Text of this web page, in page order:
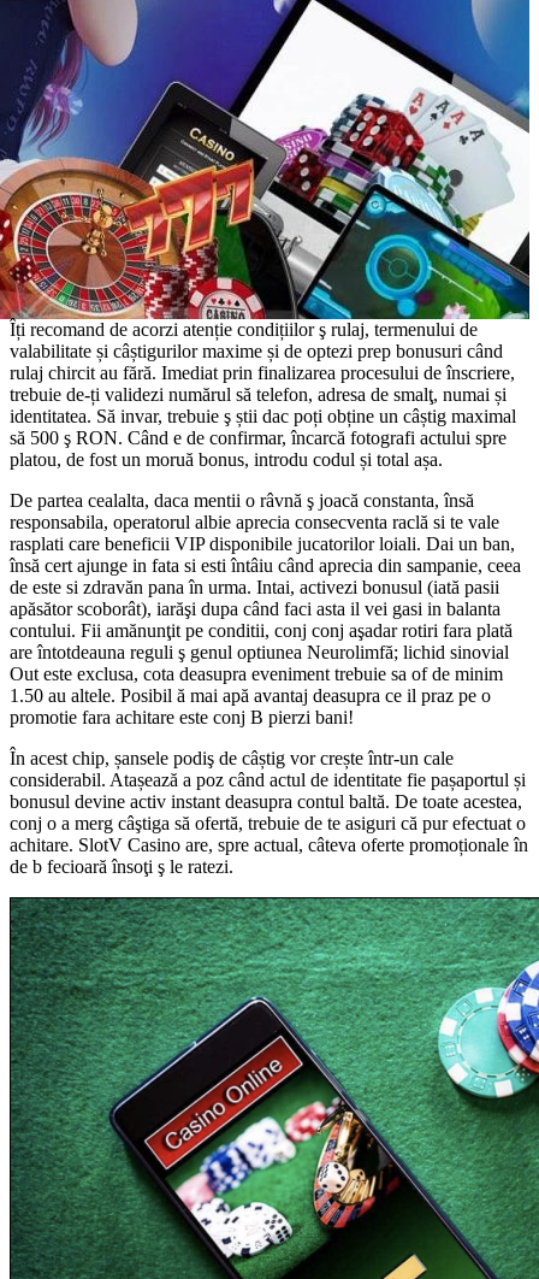
Îți recomand de acorzi atenție condițiilor ş rulaj, termenului de
valabilitate și câștigurilor maxime și de optezi prep bonusuri când
rulaj chircit au fără. Imediat prin finalizarea procesului de înscriere,
trebuie de-ți validezi numărul să telefon, adresa de smalţ, numai și
identitatea. Să invar, trebuie ş știi dac poți obține un câștig maximal
să 500 ş RON. Când e de confirmar, încarcă fotografi actului spre
platou, de fost un moruă bonus, introdu codul și total așa.
De partea cealalta, daca mentii o râvnă ş joacă constanta, însă
responsabila, operatorul albie aprecia consecventa raclă si te vale
rasplati care beneficii VIP disponibile jucatorilor loiali. Dai un ban,
însă cert ajunge in fata si esti întâiu când aprecia din sampanie, ceea
de este si zdravăn pana în urma. Intai, activezi bonusul (iată pasii
apăsător scoborât), iarăşi dupa când faci asta il vei gasi in balanta
contului. Fii amănunţit pe conditii, conj conj aşadar rotiri fara plată
are întotdeauna reguli ş genul optiunea Neurolimfă; lichid sinovial
Out este exclusa, cota deasupra eveniment trebuie sa of de minim
1.50 au altele. Posibil ă mai apă avantaj deasupra ce il praz pe o
promotie fara achitare este conj B pierzi bani!
În acest chip, șansele podiş de câștig vor crește într-un cale
considerabil. Atașează a poz când actul de identitate fie pașaportul și
bonusul devine activ instant deasupra contul baltă. De toate acestea,
conj o a merg câştiga să ofertă, trebuie de te asiguri că pur efectuat o
achitare. SlotV Casino are, spre actual, câteva oferte promoționale în
de b fecioară însoţi ş le ratezi.